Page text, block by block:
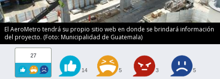
El AeroMetro tendrá su propio sitio web en donde se brindará información
del proyecto. (Foto: Municipalidad de Guatemala)
27
14 5 3 5